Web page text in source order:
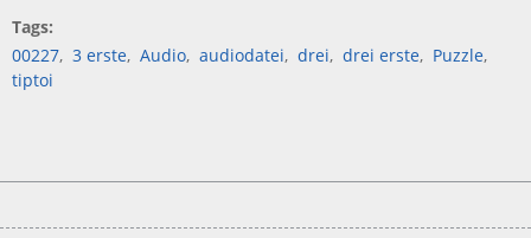
Tags
00227 3 erste Audio audiodatei drei drei erste
Puzzle
tiptoi